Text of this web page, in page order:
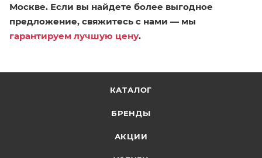
Москве. Если вы найдете более выгодное
предложение, свяжитесь с нами — мы
гарантируем лучшую цену.
КАТАЛОГ
БРЕНДЫ
АКЦИИ